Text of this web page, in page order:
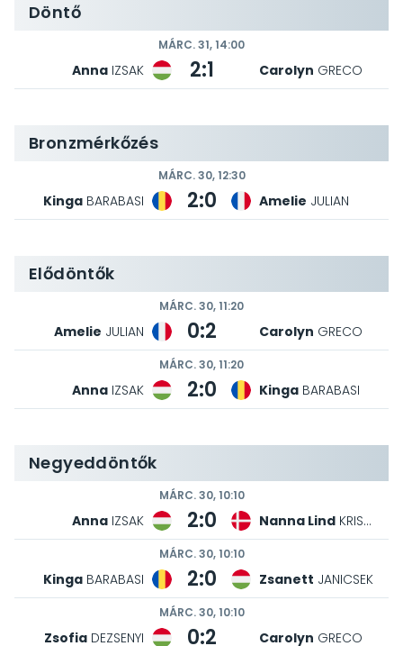
Döntő
MÁRC. 31, 14:00
Anna IZSAK 2:1 Carolyn GRECO
Bronzmérkőzés
MÁRC. 30, 12:30
Kinga BARABASI 2:0 Amelie JULIAN
Elődöntők
MÁRC. 30, 11:20
Amelie JULIAN 0:2 Carolyn GRECO
MÁRC. 30, 11:20
Anna IZSAK 2:0 Kinga BARABASI
Negyeddöntők
MÁRC. 30, 10:10
Anna IZSAK 2:0 Nanna Lind KRISTENSEN
MÁRC. 30, 10:10
Kinga BARABASI 2:0 Zsanett JANICSEK
MÁRC. 30, 10:10
Zsofia DEZSENYI 0:2 Carolyn GRECO